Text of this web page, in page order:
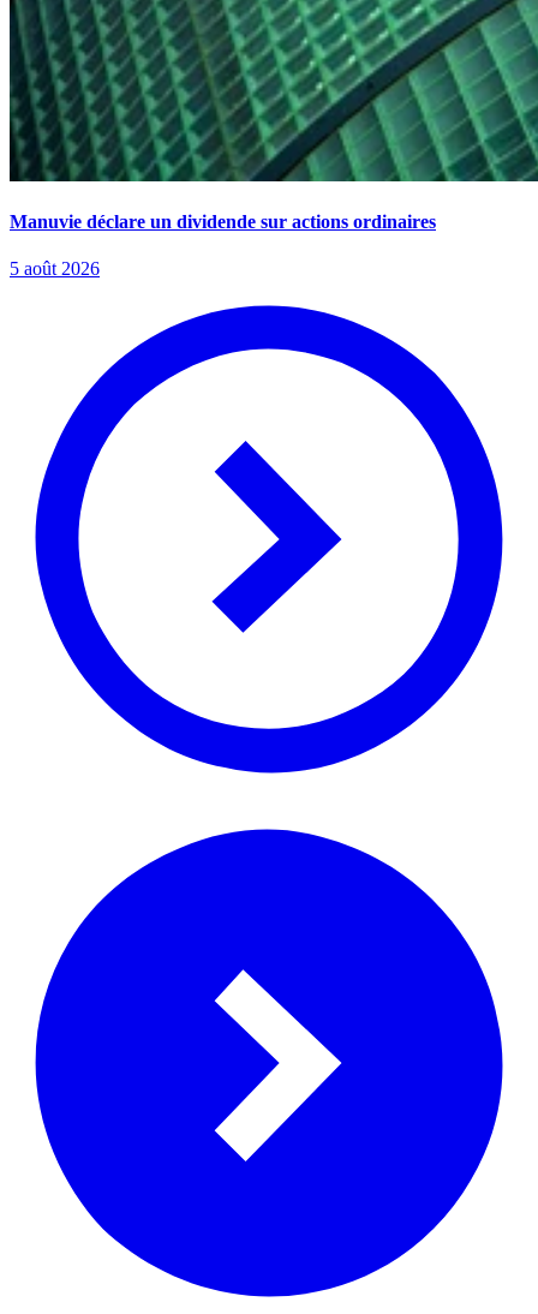
Manuvie déclare un dividende sur actions ordinaires
5 août 2026